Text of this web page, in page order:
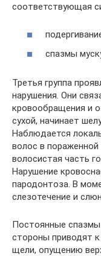
соответствующая
спазмы
Третья группа
нарушения. Они
кровообращения и
сухой, начинает
Наблюдается
волос в
волосистая часть
Нарушение
пародонтоза. В
слезотечение и
Постоянные
стороны приводят
щели, опущению